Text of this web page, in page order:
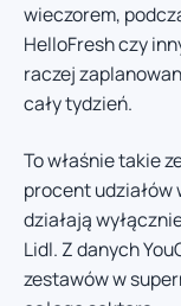
wieczorem,
HelloFresh czy
raczej
cały tydzień.
To właśnie takie
procent udziałów
działają
Lidl. Z danych
zestawów w